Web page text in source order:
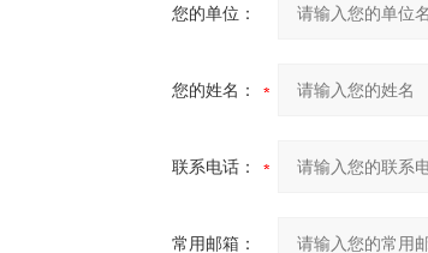
您的单位：
您的姓名：
联系电话：
常用邮箱：